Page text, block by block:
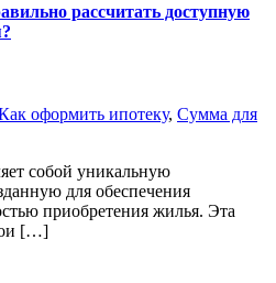
рассчитать доступную
оформить ипотеку, Сумма для
собой уникальную
для обеспечения
приобретения жилья. Эта
[…]